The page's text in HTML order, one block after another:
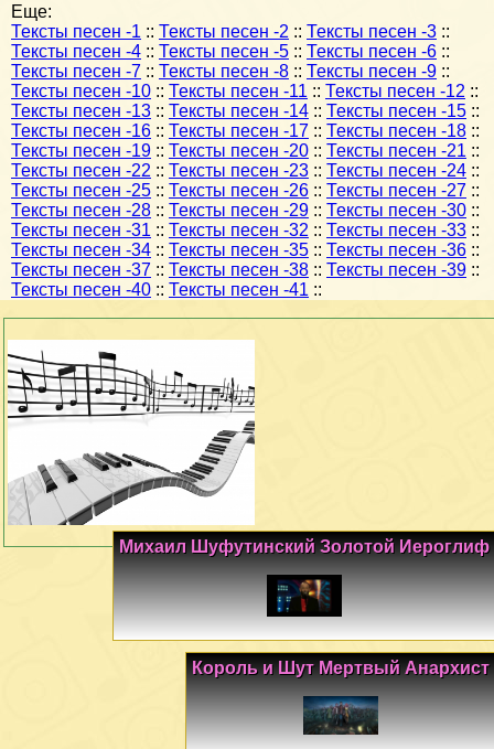
Еще:
Тексты песен -1 :: Тексты песен -2 :: Тексты песен -3 ::
Тексты песен -4 :: Тексты песен -5 :: Тексты песен -6 ::
Тексты песен -7 :: Тексты песен -8 :: Тексты песен -9 ::
Тексты песен -10 :: Тексты песен -11 :: Тексты песен -12 ::
Тексты песен -13 :: Тексты песен -14 :: Тексты песен -15 ::
Тексты песен -16 :: Тексты песен -17 :: Тексты песен -18 ::
Тексты песен -19 :: Тексты песен -20 :: Тексты песен -21 ::
Тексты песен -22 :: Тексты песен -23 :: Тексты песен -24 ::
Тексты песен -25 :: Тексты песен -26 :: Тексты песен -27 ::
Тексты песен -28 :: Тексты песен -29 :: Тексты песен -30 ::
Тексты песен -31 :: Тексты песен -32 :: Тексты песен -33 ::
Тексты песен -34 :: Тексты песен -35 :: Тексты песен -36 ::
Тексты песен -37 :: Тексты песен -38 :: Тексты песен -39 ::
Тексты песен -40 :: Тексты песен -41 ::
Михаил Шуфутинский Золотой Иероглиф
Король и Шут Мертвый Анархист